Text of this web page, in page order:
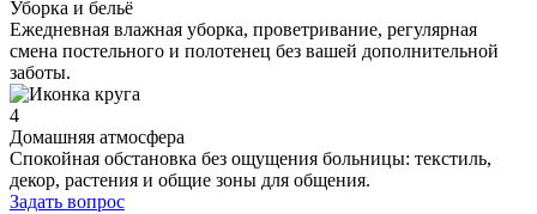
Уборка и бельё
Ежедневная влажная уборка, проветривание, регулярная
смена постельного и полотенец без вашей дополнительной
заботы.
4
Домашняя атмосфера
Спокойная обстановка без ощущения больницы: текстиль,
декор, растения и общие зоны для общения.
Задать вопрос